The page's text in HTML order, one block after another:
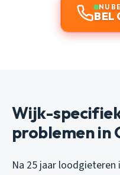
NU
BEL
Wijk-
problemen in
Na 25 jaar loodgieteren